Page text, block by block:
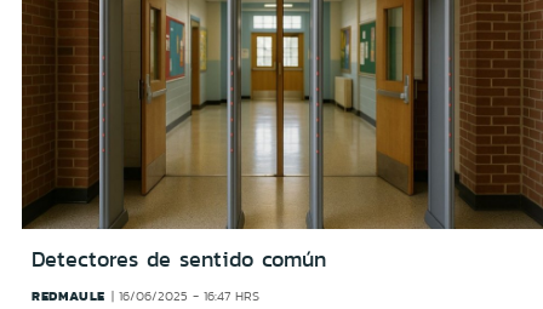
Detectores de sentido común
REDMAULE 16/06/2025 - 16:47 HRS